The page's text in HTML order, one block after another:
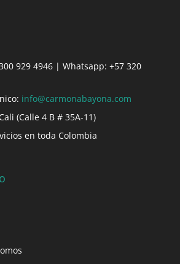
929 4946 | Whatsapp: +57 320
info@carmonabayona.com
(Calle 4 B # 35A-11)
en toda Colombia